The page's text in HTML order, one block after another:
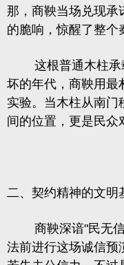
那，商鞅当场兑现承
的脆响，惊醒了整个
这根普通木柱承
坏的年代，商鞅用最
实验。当木柱从南门
间的位置，更是民众
二、契约精神的文明
商鞅深谙"民无信
法前进行这场诚信预